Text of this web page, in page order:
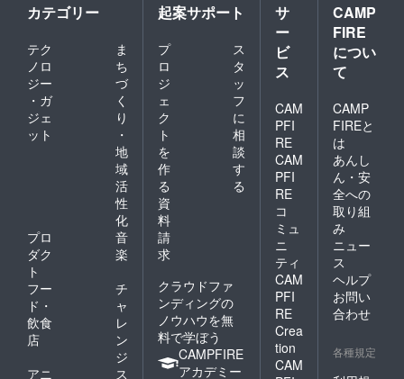
カテゴリー
テク
ノロ
ジー
・ガ
ジェ
ット
ま
ち
づ
く
り
・
地
域
活
性
化
プロ
ダク
ト
音
楽
フー
ド・
飲食
店
チ
ャ
レ
ン
ジ
アニ
ス
起案サポート
プ
ロ
ジ
ェ
ク
ト
を
作
る
ス
タ
ッ
フ
に
相
談
す
る
資
料
請
求
クラウドファ
ンディングの
ノウハウを無
料で学ぼう
CAMPFIRE
アカデミー
サ
ー
ビ
ス
CAM
PFI
RE
CAM
PFI
RE
コ
ミュ
ニ
ティ
CAM
PFI
RE
Crea
tion
CAM
CAMP
FIRE
につい
て
CAMP
FIREと
は
あんし
ん・安
全への
取り組
み
ニュー
ス
ヘルプ
お問い
合わせ
各種規定